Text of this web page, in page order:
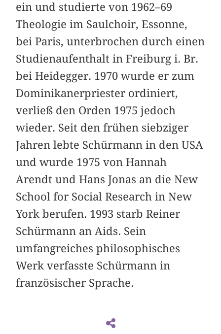
ein und studierte von 1962–69
Theologie im Saulchoir, Essonne,
bei Paris, unterbrochen durch einen
Studienaufenthalt in Freiburg i. Br.
bei Heidegger. 1970 wurde er zum
Dominikanerpriester ordiniert,
verließ den Orden 1975 jedoch
wieder. Seit den frühen siebziger
Jahren lebte Schürmann in den USA
und wurde 1975 von Hannah
Arendt und Hans Jonas an die New
School for Social Research in New
York berufen. 1993 starb Reiner
Schürmann an Aids. Sein
umfangreiches philosophisches
Werk verfasste Schürmann in
französischer Sprache.